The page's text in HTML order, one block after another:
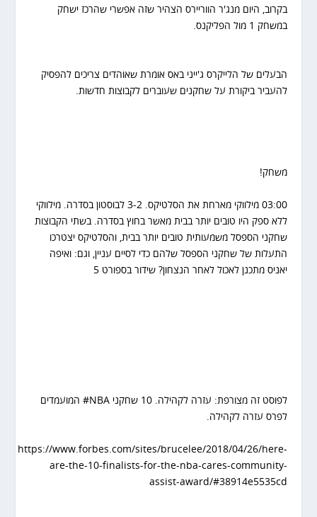
בקרוב, היום מנג'ר הווריירס הצהיר שזה אפשרי שהרכז ישחק
במשחק 1 מול הפליקנס.
הבעלים של הלייקרס ג'ייני באס אומרת שאוהדים צריכים להפסיק
להעביר ביקורת על שחקנים שעוברים לקבוצות חדשות.
משחק!
03:00 מילווקי מארחת את הסלטיקס. 3-2 לבוסטון בסדרה. מילווקי
ללא ספק היו טובים יותר בבית מאשר בחוץ בסדרה. בשתי הקבוצות
שחקני הספסל משמעותית טובים יותר בבית, והסלטיקס יצטרכו
התעלות של שחקני הספסל שלהם כדי לסיים עניין, וגם: ואיפה
יאניס מתכנן לאכול לאחר הנצחון? שידור בספורט 5
לפוסט זה מצורפת: עזרה לקהילה. 10 שחקני #NBA המועמדים
לפרס עזרה לקהילה.
https://www.forbes.com/sites/brucelee/2018/04/26/here-
are-the-10-finalists-for-the-nba-cares-community-
assist-award/#38914e5535cd